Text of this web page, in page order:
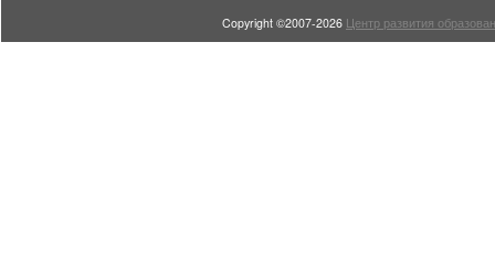
Copyright ©2007-2026 Центр развития